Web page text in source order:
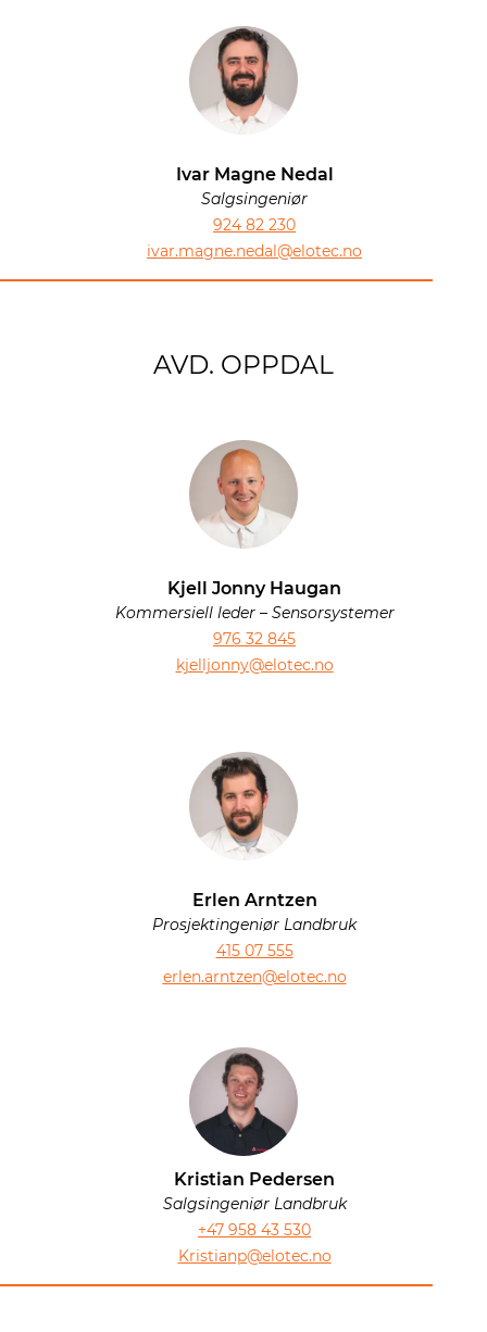
Ivar Magne Nedal
Salgsingeniør
924 82 230
ivar.magne.nedal@elotec.no
AVD. OPPDAL
Kjell Jonny Haugan
Kommersiell leder – Sensorsystemer
976 32 845
kjelljonny@elotec.no
Erlen Arntzen
Prosjektingeniør Landbruk
415 07 555
erlen.arntzen@elotec.no
Kristian Pedersen
Salgsingeniør Landbruk
+47 958 43 530
Kristianp@elotec.no